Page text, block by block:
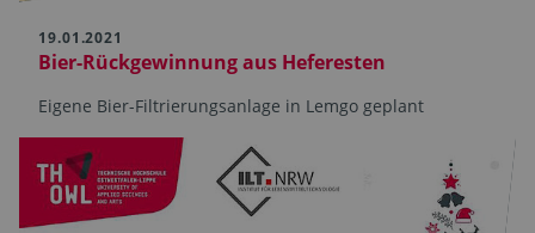
19.01.2021
Bier-Rückgewinnung aus Heferesten
Eigene Bier-Filtrierungsanlage in Lemgo geplant